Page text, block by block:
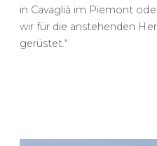
in Cavaglià im Piemont
wir für die anstehenden
gerüstet.“